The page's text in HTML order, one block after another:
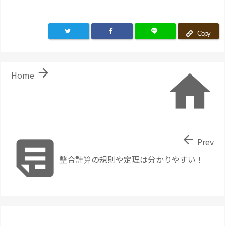
Copy


Home
整合計算の規則や定理は分かりやすい！
 Prev